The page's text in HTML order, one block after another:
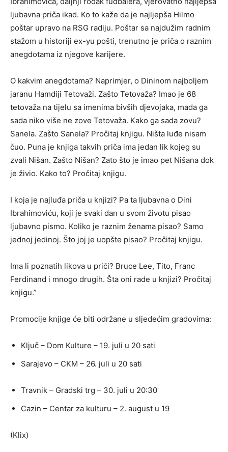
ljubavna priča ikad. Ko to kaže da je najljepša Hilmo
poštar upravo na RSG radiju. Poštar sa najdužim radnim
stažom u historiji ex-yu pošti, trenutno je priča o raznim
anegdotama iz njegove karijere.
O kakvim anegdotama? Naprimjer, o Dininom najboljem
jaranu Hamdiji Tetovaži. Zašto Tetovaža? Imao je 68
tetovaža na tijelu sa imenima bivših djevojaka, mada ga
sada niko više ne zove Tetovaža. Kako ga sada zovu?
Sanela. Zašto Sanela? Pročitaj knjigu. Ništa luđe nisam
čuo. Puna je knjiga takvih priča ima jedan lik kojeg su
zvali Nišan. Zašto Nišan? Zato što je imao pet Nišana dok
je živio. Kako to? Pročitaj knjigu.
I koja je najluđa priča u knjizi? Pa ta ljubavna o Dini
Ibrahimoviću, koji je svaki dan u svom životu pisao
ljubavno pismo. Koliko je raznim ženama pisao? Samo
jednoj jedinoj. Što joj je uopšte pisao? Pročitaj knjigu.
Ima li poznatih likova u priči? Bruce Lee, Tito, Franc
Ferdinand i mnogo drugih. Šta oni rade u knjizi? Pročitaj
knjigu.”
Promocije knjige će biti održane u sljedećim gradovima:
Ključ – Dom Kulture – 19. juli u 20 sati
Sarajevo – CKM – 26. juli u 20 sati
Travnik – Gradski trg – 30. juli u 20:30
Cazin – Centar za kulturu – 2. august u 19
(Klix)